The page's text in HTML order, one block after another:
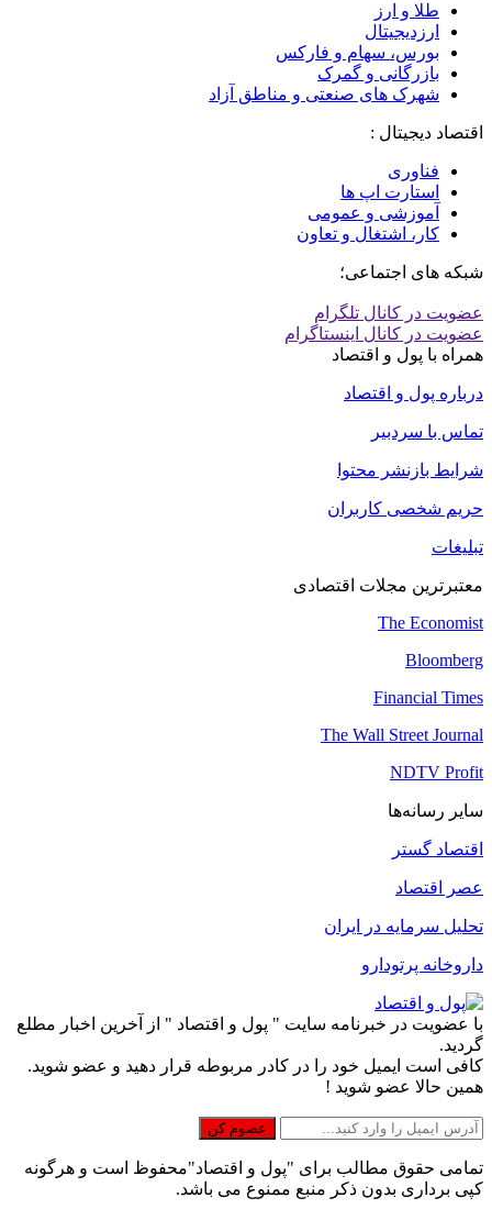
طلا و ارز
ارزدیجیتال
بورس، سهام و فارکس
بازرگانی و گمرک
شهرک های صنعتی و مناطق آزاد
اقتصاد دیجیتال :
فناوری
استارت اپ ها
آموزشی و عمومی
کار، اشتغال و تعاون
شبکه های اجتماعی؛
عضویت در کانال تلگرام
عضویت در کانال اینستاگرام
همراه با پول و اقتصاد
درباره پول و اقتصاد
تماس با سردبیر
شرایط بازنشر محتوا
حریم شخصی کاربران
تبلیغات
معتبرترین مجلات اقتصادی
The Economist
Bloomberg
Financial Times
The Wall Street Journal
NDTV Profit
سایر رسانه‌ها
اقتصاد گستر
عصر اقتصاد
تحلیل سرمایه در ایران
داروخانه پرتودارو
با عضویت در خبرنامه سایت " پول و اقتصاد " از آخرین اخبار مطلع
گردید.
کافی است ایمیل خود را در کادر مربوطه قرار دهید و عضو شوید.
همین حالا عضو شوید !
تمامی حقوق مطالب برای "پول و اقتصاد"محفوظ است و هرگونه
کپی برداری بدون ذکر منبع ممنوع می باشد.